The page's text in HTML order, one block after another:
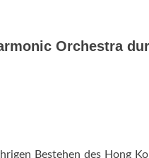
Orchestra
Bestehen des Hong